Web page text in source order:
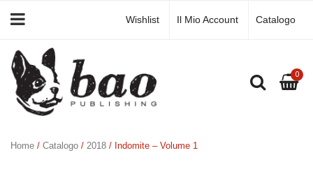
Wishlist Il Mio Account Catalogo
0
Home / Catalogo / 2018 / Indomite – Volume 1